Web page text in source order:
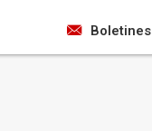
Boletines